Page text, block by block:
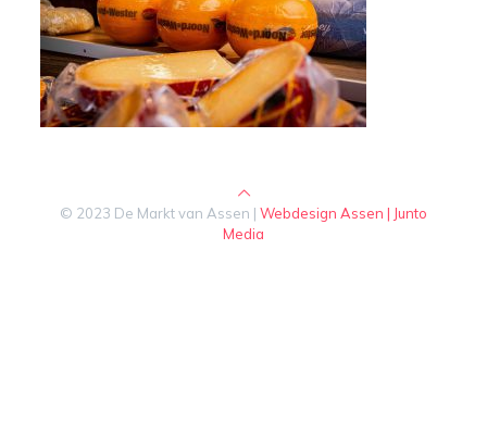
© 2023 De Markt van Assen | Webdesign Assen | Junto
Media